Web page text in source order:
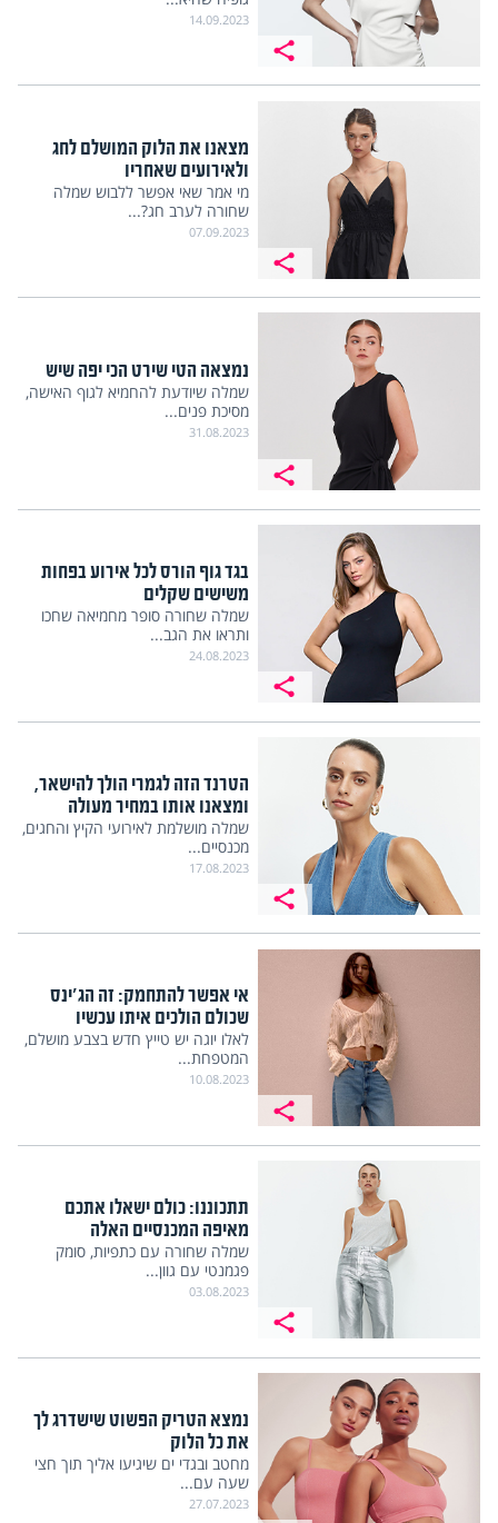
14.09.2023
מצאנו את הלוק המושלם לחג
ולאירועים שאחריו
מי אמר שאי אפשר ללבוש שמלה
שחורה לערב חג?...
07.09.2023
נמצאה הטי שירט הכי יפה שיש
שמלה שיודעת להחמיא לגוף האישה,
מסיכת פנים...
31.08.2023
בגד גוף הורס לכל אירוע בפחות
משישים שקלים
שמלה שחורה סופר מחמיאה שחכו
ותראו את הגב...
24.08.2023
הטרנד הזה לגמרי הולך להישאר,
ומצאנו אותו במחיר מעולה
שמלה מושלמת לאירועי הקיץ והחגים,
מכנסיים...
17.08.2023
אי אפשר להתחמק: זה הג'ינס
שכולם הולכים איתו עכשיו
לאלו יוגה יש טייץ חדש בצבע מושלם,
המטפחת...
10.08.2023
תתכוננו: כולם ישאלו אתכם
מאיפה המכנסיים האלה
שמלה שחורה עם כתפיות, סומק
פגמנטי עם גוון...
03.08.2023
נמצא הטריק הפשוט שישדרג לך
את כל הלוק
מחטב ובגדי ים שיגיעו אליך תוך חצי
שעה עם...
27.07.2023